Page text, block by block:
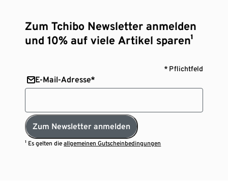
Zum Tchibo Newsletter anmelden
und 10% auf viele Artikel sparen¹
* Pflichtfeld
E-Mail-Adresse*
Zum Newsletter anmelden
¹ Es gelten dieallgemeinen Gutscheinbedingungen